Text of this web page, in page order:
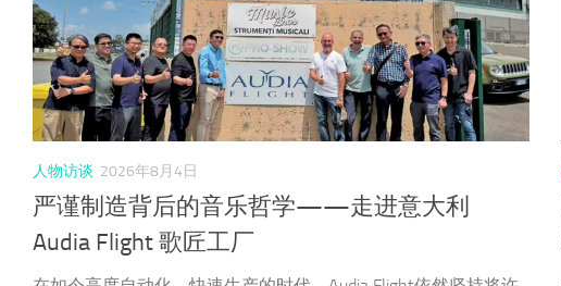
人物访谈 2026年8月4日
严谨制造背后的音乐哲学——走进意大利
Audia Flight 歌匠工厂